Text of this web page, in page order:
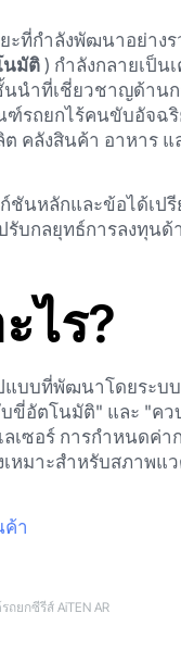
ที่กำลังพัฒนาอย่าง
นมัติ ) กำลังกลายเป็น
นำที่เชี่ยวชาญด้าน
ฑ์รถยกไร้คนขับอัจฉ
คลังสินค้า อาหาร
ชันหลักและข้อได้เป
บกลยุทธ์การลงทุน
ไร?
บที่พัฒนาโดยระบบ
ขี่อัตโนมัติ" และ "ค
ลเซอร์ การกำหนดค่
หมาะสำหรับสภาพแ
ค้า
ถยกซีรีส์ AiTEN AR